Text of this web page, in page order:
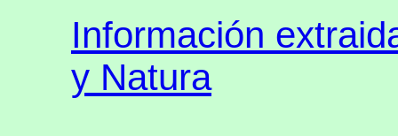
Información
y Natura